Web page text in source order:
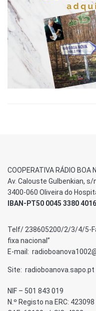
COOPERATIVA RÁDIO BOA
Av. Calouste Gulbenkian, s/
3400-060 Oliveira do
IBAN-PT50 0045 3380
Telf/ 238605200/2/3/4/5-
fixa nacional”
E-mail:
Site: radioboanova.sapo.pt
NIF – 501 843 019
N.º Registo na ERC: 423098